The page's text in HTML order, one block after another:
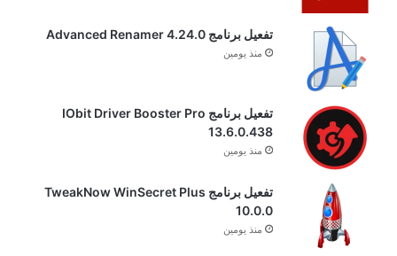
تفعيل برنامج Advanced Renamer 4.24.0
منذ يومين
تفعيل برنامج IObit Driver Booster Pro
13.6.0.438
منذ يومين
تفعيل برنامج TweakNow WinSecret Plus
10.0.0
منذ يومين